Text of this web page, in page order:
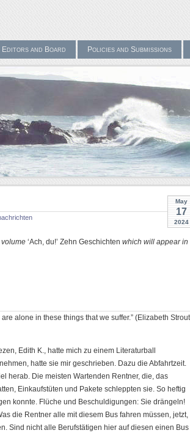
Editors and Board Policies and Submissions
May
17
2024
‘Ach, du!’ Zehn Geschichten which will appear in
are alone in these things that we suffer.” (Elizabeth
Edith K., hatte mich zu einem Literaturball
hatte sie mir geschrieben. Dazu die Abfahrtzeit.
herab. Die meisten Wartenden Rentner, die, das
Einkaufstüten und Pakete schleppten sie. So heftig
konnte. Flüche und Beschuldigungen: Sie drängeln!
die Rentner alle mit diesem Bus fahren müssen, jetzt,
Sind nicht alle Berufstätigen hier auf diesen einen Bus